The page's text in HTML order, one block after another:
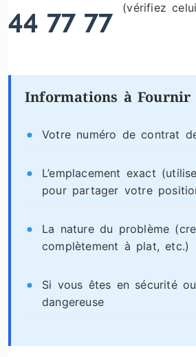
44 77 77
(vérifiez
Informations à Fournir
Votre numéro de contrat
L’emplacement exact
pour partager votre
La nature du problème
complètement à plat, etc.)
Si vous êtes en sécurité
dangereuse